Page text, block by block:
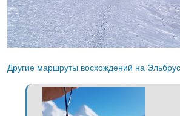
Другие маршруты восхождений на